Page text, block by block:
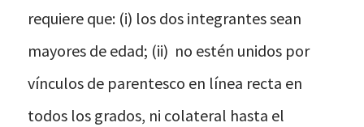
requiere que: (i) los dos integrantes sean
mayores de edad; (ii) no estén unidos por
vínculos de parentesco en línea recta en
todos los grados, ni colateral hasta el